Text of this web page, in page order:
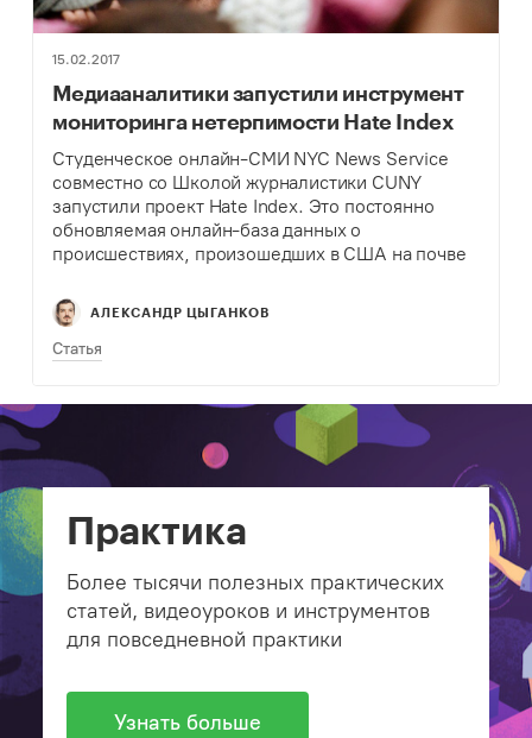
15.02.2017
Медиааналитики запустили инструмент
мониторинга нетерпимости Hate Index
Студенческое онлайн-СМИ NYC News Service
совместно со Школой журналистики CUNY
запустили проект Hate Index. Это постоянно
обновляемая онлайн-база данных о
происшествиях, произошедших в США на почве
АЛЕКСАНДР ЦЫГАНКОВ
Статья
Практика
Более тысячи полезных практических
статей, видеоуроков и инструментов
для повседневной практики
Узнать больше